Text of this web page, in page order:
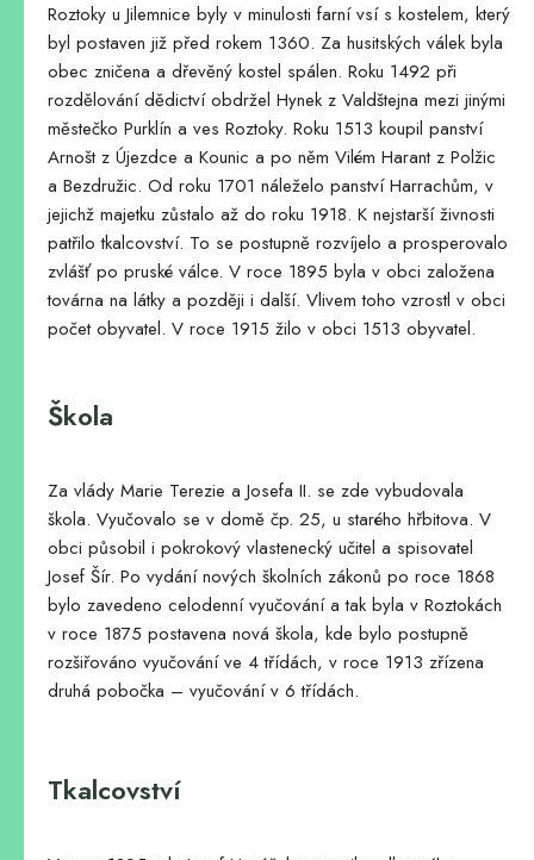
Roztoky u Jilemnice byly v minulosti farní vsí s kostelem, který
byl postaven již před rokem 1360. Za husitských válek byla
obec zničena a dřevěný kostel spálen. Roku 1492 při
rozdělování dědictví obdržel Hynek z Valdštejna mezi jinými
městečko Purklín a ves Roztoky. Roku 1513 koupil panství
Arnošt z Újezdce a Kounic a po něm Vilém Harant z Polžic
a Bezdružic. Od roku 1701 náleželo panství Harrachům, v
jejichž majetku zůstalo až do roku 1918. K nejstarší živnosti
patřilo tkalcovství. To se postupně rozvíjelo a prosperovalo
zvlášť po pruské válce. V roce 1895 byla v obci založena
továrna na látky a později i další. Vlivem toho vzrostl v obci
počet obyvatel. V roce 1915 žilo v obci 1513 obyvatel.
Škola
Za vlády Marie Terezie a Josefa II. se zde vybudovala
škola. Vyučovalo se v domě čp. 25, u starého hřbitova. V
obci působil i pokrokový vlastenecký učitel a spisovatel
Josef Šír. Po vydání nových školních zákonů po roce 1868
bylo zavedeno celodenní vyučování a tak byla v Roztokách
v roce 1875 postavena nová škola, kde bylo postupně
rozšiřováno vyučování ve 4 třídách, v roce 1913 zřízena
druhá pobočka – vyučování v 6 třídách.
Tkalcovství